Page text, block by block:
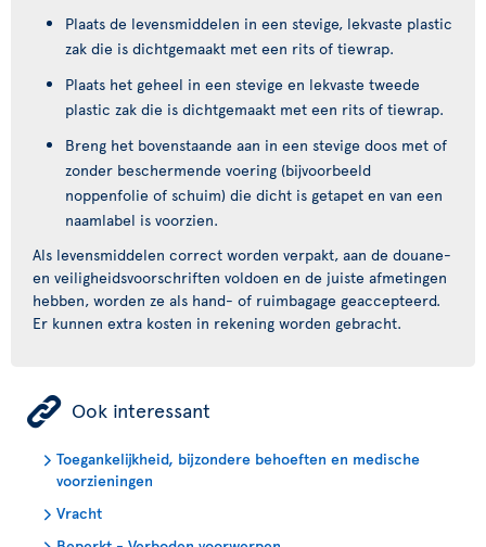
Plaats de levensmiddelen in een stevige, lekvaste plastic
zak die is dichtgemaakt met een rits of tiewrap.
Plaats het geheel in een stevige en lekvaste tweede
plastic zak die is dichtgemaakt met een rits of tiewrap.
Breng het bovenstaande aan in een stevige doos met of
zonder beschermende voering (bijvoorbeeld
noppenfolie of schuim) die dicht is getapet en van een
naamlabel is voorzien.
Als levensmiddelen correct worden verpakt, aan de douane-
en veiligheidsvoorschriften voldoen en de juiste afmetingen
hebben, worden ze als hand- of ruimbagage geaccepteerd.
Er kunnen extra kosten in rekening worden gebracht.
ÿ Ook interessant
Toegankelijkheid, bijzondere behoeften en medische
voorzieningen
Vracht